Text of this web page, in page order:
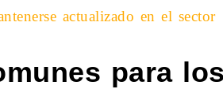
actualizado en el sector
para